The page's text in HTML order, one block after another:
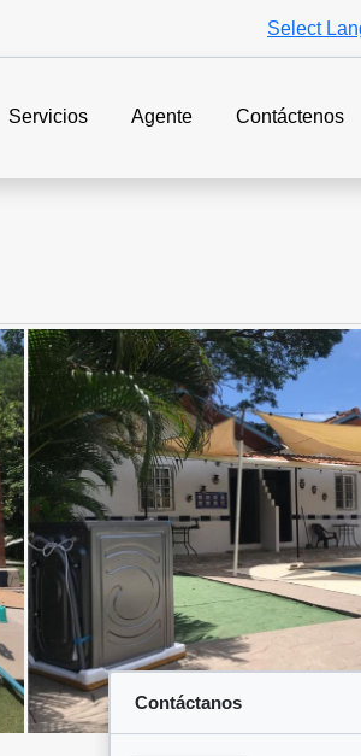
Select
Servicios Agente Contáctenos
Contáctanos